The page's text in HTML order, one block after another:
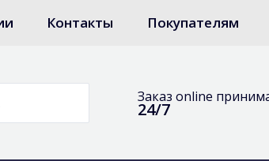
Контакты Покупателям
Заказ online
24/7